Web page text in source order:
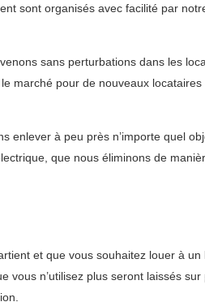
sont organisés avec facilité par
sans perturbations dans les
marché pour de nouveaux locataires
enlever à peu près n’importe quel
que nous éliminons de
et que vous souhaitez louer à un
vous n’utilisez plus seront laissés